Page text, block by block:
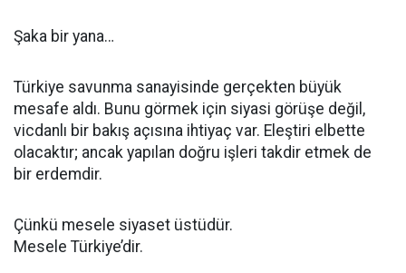
Şaka bir yana…
Türkiye savunma sanayisinde gerçekten büyük
mesafe aldı. Bunu görmek için siyasi görüşe değil,
vicdanlı bir bakış açısına ihtiyaç var. Eleştiri elbette
olacaktır; ancak yapılan doğru işleri takdir etmek de
bir erdemdir.
Çünkü mesele siyaset üstüdür.
Mesele Türkiye’dir.